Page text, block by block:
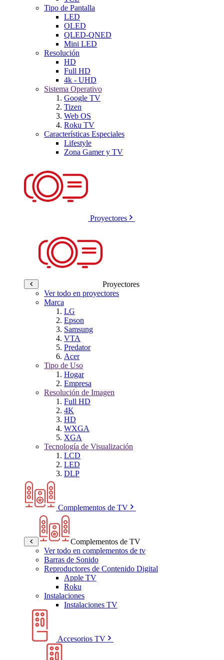
Tipo de Pantalla
LED
OLED
QLED-QNED
Mini LED
Resolución
HD
Full HD
4k - UHD
Sistema Operativo
Google TV
Tizen
Web OS
Roku TV
Características Especiales
Lifestyle
Zona Gamer y TV
Proyectores
Proyectores
Ver todo en proyectores
Marca
LG
Epson
Samsung
VTA
Predator
Acer
Tipo de Uso
Hogar
Empresa
Resolución de Imagen
Full HD
4K
HD
WXGA
XGA
Tecnología de Visualización
LCD
LED
DLP
Complementos de TV
Complementos de TV
Ver todo en complementos de tv
Barras de Sonido
Reproductores de Contenido Digital
Apple TV
Roku
Instalaciones
Instalaciones TV
Accesorios TV